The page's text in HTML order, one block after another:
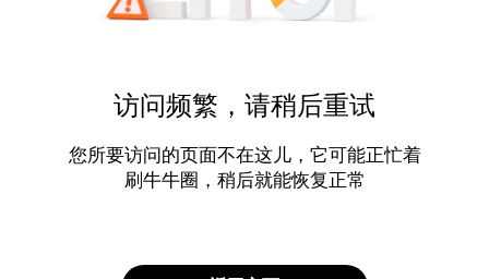
访问频繁，请稍后重试
您所要访问的页面不在这儿，它可能正忙着
刷牛牛圈，稍后就能恢复正常